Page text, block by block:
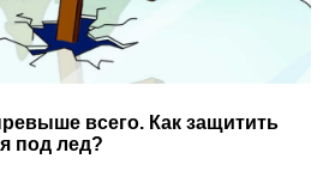
всего. Как защитить
под лед?